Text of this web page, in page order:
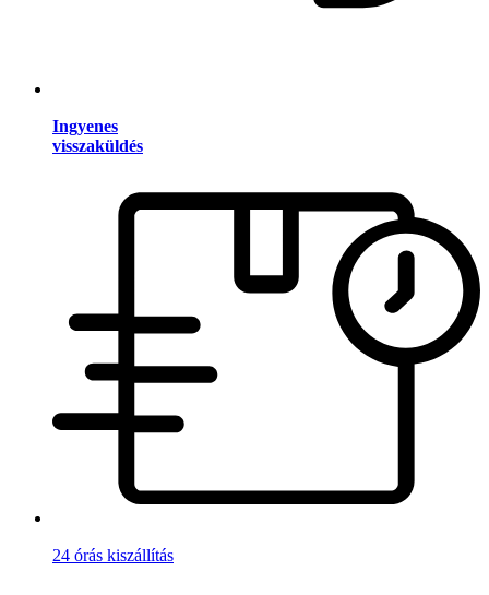
Ingyenes
visszaküldés
24 órás kiszállítás